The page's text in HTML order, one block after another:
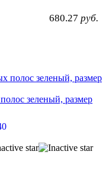
680.27 руб.
зеленый, размер